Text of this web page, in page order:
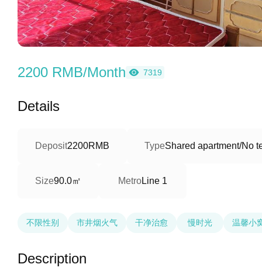
2200 RMB/Month 7319
Details
Deposit2200RMB TypeShared apartment/No
Size90.0㎡ MetroLine 1
不限性别 市井烟火气 干净治愈 慢时光 温馨小
Description